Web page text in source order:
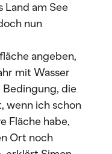
am See
nun
angeben,
mit Wasser
die
wenn ich schon
Fläche habe,
Ort noch